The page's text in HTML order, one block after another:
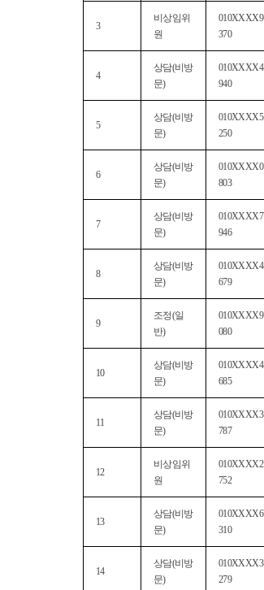
3
비상임위
원
010XXXX9
370
4
상담(비방
문)
010XXXX4
940
5
상담(비방
문)
010XXXX5
250
6
상담(비방
문)
010XXXX0
803
7
상담(비방
문)
010XXXX7
946
8
상담(비방
문)
010XXXX4
679
9
조정(일
반)
010XXXX9
080
10
상담(비방
문)
010XXXX4
685
11
상담(비방
문)
010XXXX3
787
12
비상임위
원
010XXXX2
752
13
상담(비방
문)
010XXXX6
310
14
상담(비방
문)
010XXXX3
279